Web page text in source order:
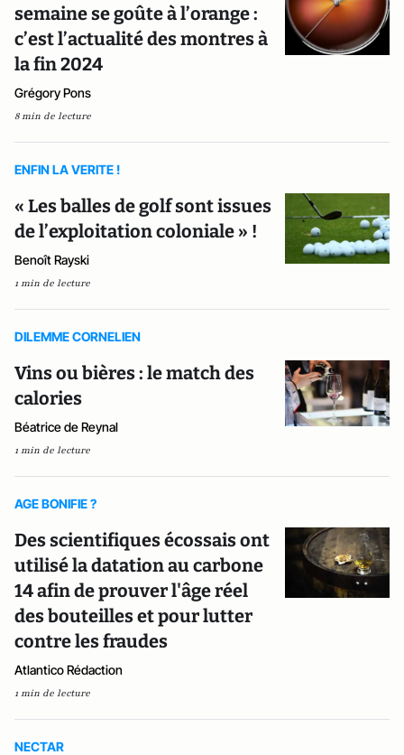
semaine se goûte à l’orange :
c’est l’actualité des montres à
la fin 2024
Grégory Pons
8 min de lecture
ENFIN LA VERITE !
« Les balles de golf sont issues
de l’exploitation coloniale » !
Benoît Rayski
1 min de lecture
DILEMME CORNELIEN
Vins ou bières : le match des
calories
Béatrice de Reynal
1 min de lecture
AGE BONIFIE ?
Des scientifiques écossais ont
utilisé la datation au carbone
14 afin de prouver l'âge réel
des bouteilles et pour lutter
contre les fraudes
Atlantico Rédaction
1 min de lecture
NECTAR